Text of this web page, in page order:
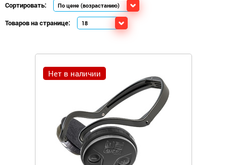
Сортировать:
Товаров на странице:
Нет в наличии